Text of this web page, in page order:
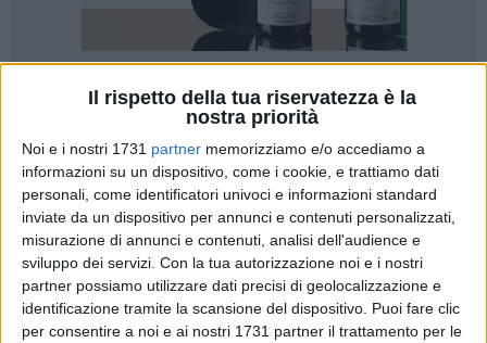
Il rispetto della tua riservatezza è la
nostra priorità
Noi e i nostri 1731 partner memorizziamo e/o accediamo a
informazioni su un dispositivo, come i cookie, e trattiamo dati
personali, come identificatori univoci e informazioni standard
inviate da un dispositivo per annunci e contenuti personalizzati,
misurazione di annunci e contenuti, analisi dell'audience e
sviluppo dei servizi. Con la tua autorizzazione noi e i nostri
partner possiamo utilizzare dati precisi di geolocalizzazione e
identificazione tramite la scansione del dispositivo. Puoi fare clic
per consentire a noi e ai nostri 1731 partner il trattamento per le
Salve, scrivo per lamentare una situazione insostenibile nella
nuova Zona 167. In via Luigi Romanelli, dove vivo, ci
confrontiamo spesso con una vera e propria discarica a
cielo aperto. I cassonetti si trovano in Via Lattanzio (non è